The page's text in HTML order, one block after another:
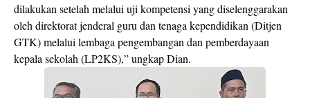
dilakukan setelah melalui uji kompetensi yang diselenggarakan
oleh direktorat jenderal guru dan tenaga kependidikan (Ditjen
GTK) melalui lembaga pengembangan dan pemberdayaan
kepala sekolah (LP2KS),” ungkap Dian.